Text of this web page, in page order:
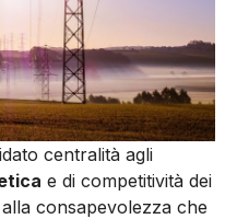
centralità agli
e di competitività dei
consapevolezza che